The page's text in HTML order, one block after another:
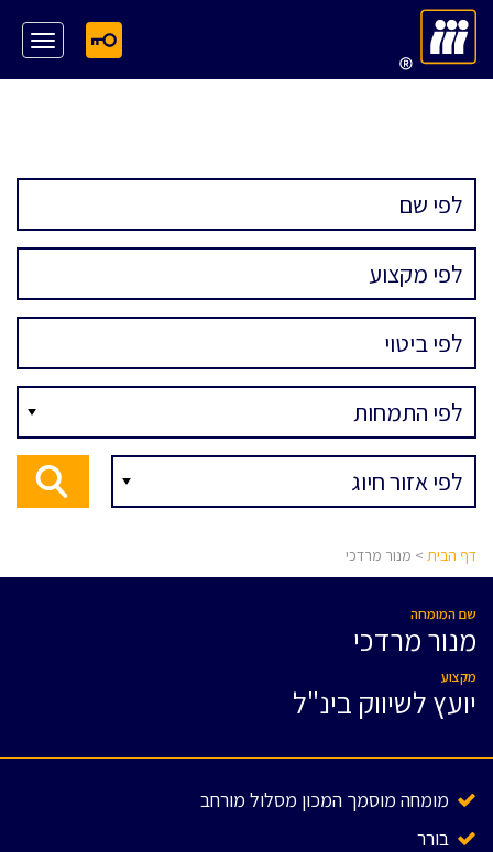
דף הבית > מנור מרדכי
שם המומחה
מנור מרדכי
מקצוע
יועץ לשיווק בינ"ל
מומחה מוסמך המכון מסלול מורחב
בורר